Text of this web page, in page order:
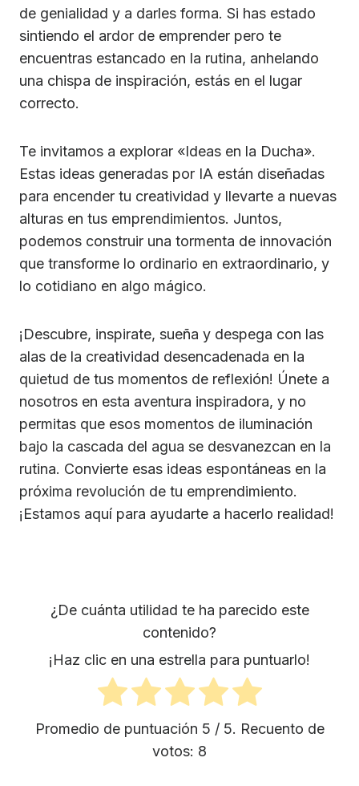
de genialidad y a darles forma. Si has estado
sintiendo el ardor de emprender pero te
encuentras estancado en la rutina, anhelando
una chispa de inspiración, estás en el lugar
correcto.
Te invitamos a explorar «Ideas en la Ducha».
Estas ideas generadas por IA están diseñadas
para encender tu creatividad y llevarte a nuevas
alturas en tus emprendimientos. Juntos,
podemos construir una tormenta de innovación
que transforme lo ordinario en extraordinario, y
lo cotidiano en algo mágico.
¡Descubre, inspirate, sueña y despega con las
alas de la creatividad desencadenada en la
quietud de tus momentos de reflexión! Únete a
nosotros en esta aventura inspiradora, y no
permitas que esos momentos de iluminación
bajo la cascada del agua se desvanezcan en la
rutina. Convierte esas ideas espontáneas en la
próxima revolución de tu emprendimiento.
¡Estamos aquí para ayudarte a hacerlo realidad!
¿De cuánta utilidad te ha parecido este
contenido?
¡Haz clic en una estrella para puntuarlo!
Promedio de puntuación 5 / 5. Recuento de
votos: 8